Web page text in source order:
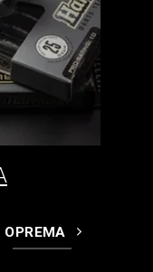
OPREMA